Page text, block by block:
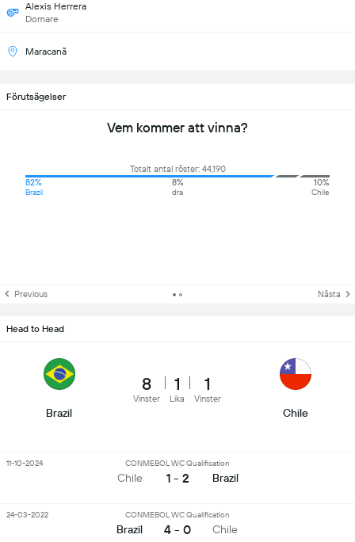
Alexis Herrera
Domare
Maracanã
Förutsägelser
Vem kommer att vinna?
Totalt antal röster: 44,190
82%
Brazil
8%
dra
10%
Chile
Previous Nästa
Head to Head
Brazil
8
Vinster
1
Lika
1
Vinster
Chile
Chile
CONMEBOL WC Qualification
1 - 2 Brazil
11-10-2024
Brazil
CONMEBOL WC Qualification
4 - 0 Chile
24-03-2022